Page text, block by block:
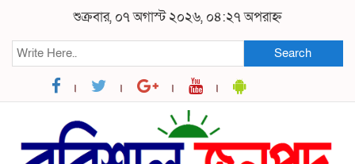
শুক্রবার, ০৭ অগাস্ট ২০২৬, ০৪:২৭ অপরাহ্ন
Search